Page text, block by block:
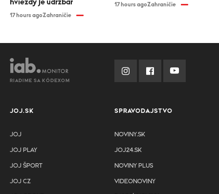
hviezdy je údržbár
17 hours agoZahraničie
17 hours agoZahraničie
RIADIME SA KÓDEXOM
JOJ.SK
JOJ
JOJ PLAY
JOJ ŠPORT
JOJ CZ
SPRAVODAJSTVO
NOVINY.SK
JOJ24.SK
NOVINY PLUS
VIDEONOVINY